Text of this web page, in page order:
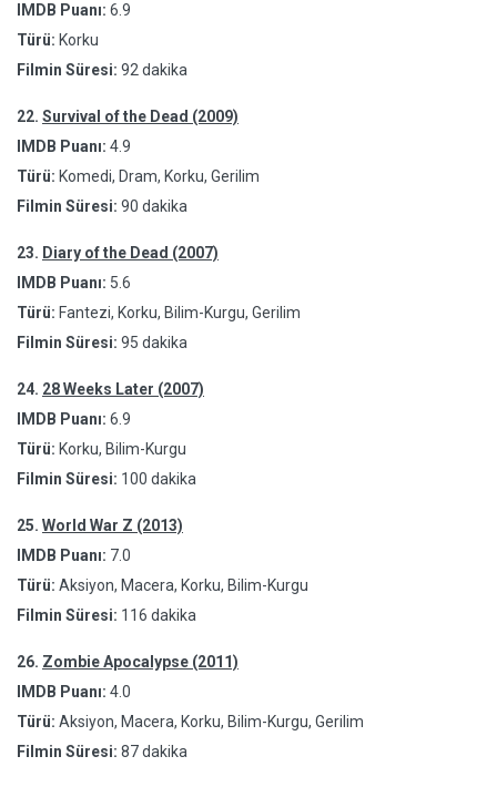
IMDB Puanı: 6.9
Türü: Korku
Filmin Süresi: 92 dakika
22. Survival of the Dead (2009)
IMDB Puanı: 4.9
Türü: Komedi, Dram, Korku, Gerilim
Filmin Süresi: 90 dakika
23. Diary of the Dead (2007)
IMDB Puanı: 5.6
Türü: Fantezi, Korku, Bilim-Kurgu, Gerilim
Filmin Süresi: 95 dakika
24. 28 Weeks Later (2007)
IMDB Puanı: 6.9
Türü: Korku, Bilim-Kurgu
Filmin Süresi: 100 dakika
25. World War Z (2013)
IMDB Puanı: 7.0
Türü: Aksiyon, Macera, Korku, Bilim-Kurgu
Filmin Süresi: 116 dakika
26. Zombie Apocalypse (2011)
IMDB Puanı: 4.0
Türü: Aksiyon, Macera, Korku, Bilim-Kurgu, Gerilim
Filmin Süresi: 87 dakika